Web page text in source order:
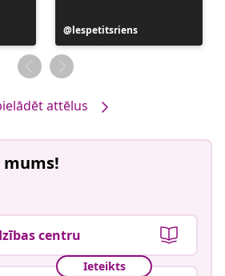
Ierakstu
publicējis
lespetitsriens
attēlus
mums!
centru
Ieteikts